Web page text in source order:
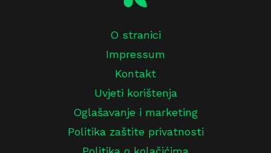
O stranici
Impressum
Kontakt
Uvjeti korištenja
Oglašavanje i marketing
Politika zaštite privatnosti